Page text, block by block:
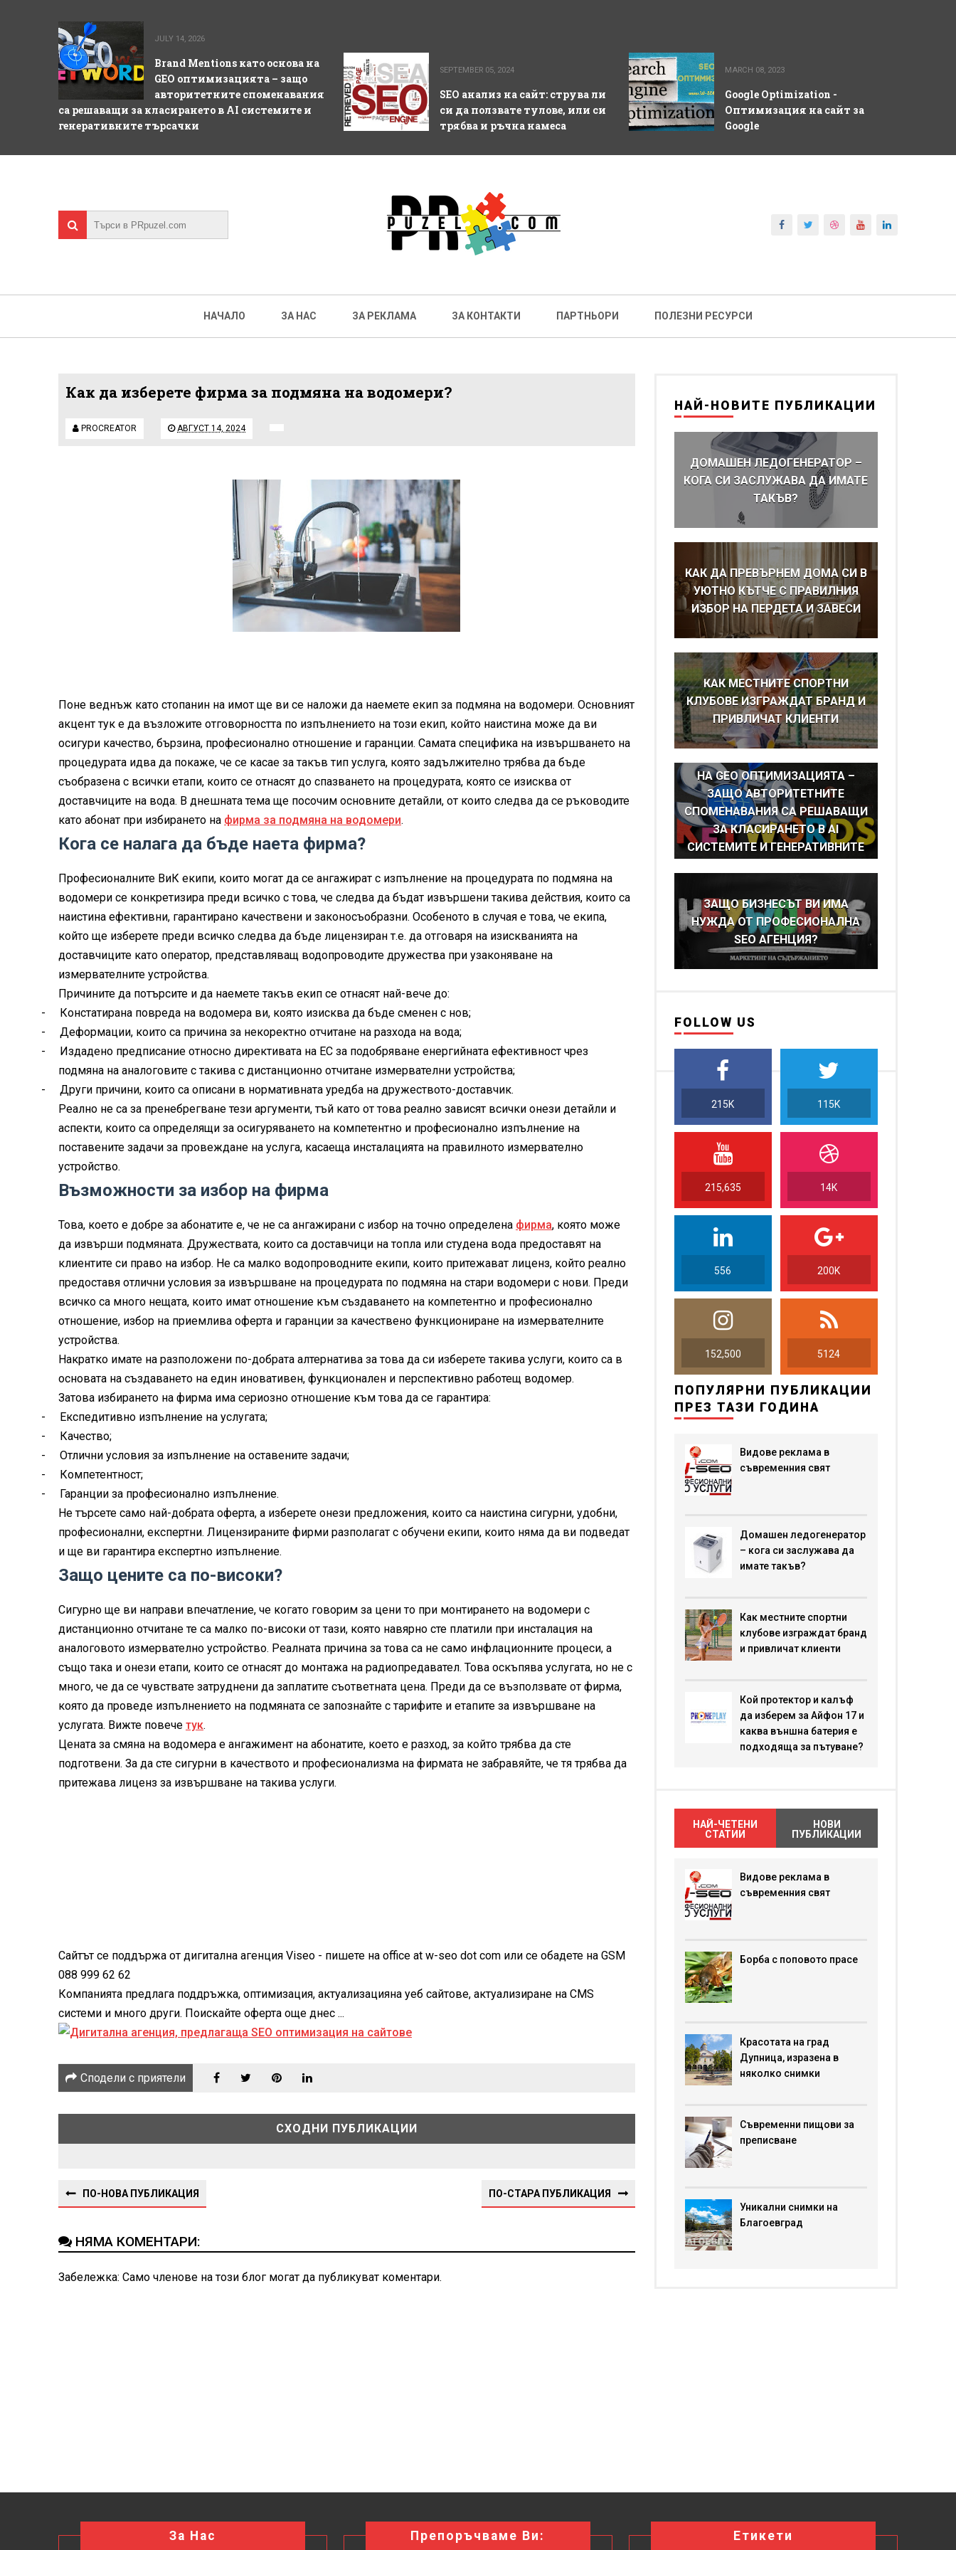
JULY 14, 2026
Brand Mentions като основа на
GEO оптимизацията – защо
авторитетните споменавания
са решаващи за класирането в AI системите и
генеративните търсачки
SEPTEMBER 05, 2024
SEO анализ на сайт: струва ли
си да ползвате тулове, или си
трябва и ръчна намеса
MARCH 08, 2023
Google Optimization -
Оптимизация на сайт за
Google
НАЧАЛО ЗА НАС ЗА РЕКЛАМА ЗА КОНТАКТИ ПАРТНЬОРИ ПОЛЕЗНИ РЕСУРСИ
Как да изберете фирма за подмяна на водомери?
PROCREATOR АВГУСТ 14, 2024
Поне веднъж като стопанин на имот ще ви се наложи да наемете екип за подмяна на водомери. Основният
акцент тук е да възложите отговорността по изпълнението на този екип, който наистина може да ви
осигури качество, бързина, професионално отношение и гаранции. Самата специфика на извършването на
процедурата идва да покаже, че се касае за такъв тип услуга, която задължително трябва да бъде
съобразена с всички етапи, които се отнасят до спазването на процедурата, която се изисква от
доставчиците на вода. В днешната тема ще посочим основните детайли, от които следва да се ръководите
като абонат при избирането на фирма за подмяна на водомери.
Кога се налага да бъде наета фирма?
Професионалните ВиК екипи, които могат да се ангажират с изпълнение на процедурата по подмяна на
водомери се конкретизира преди всичко с това, че следва да бъдат извършени такива действия, които са
наистина ефективни, гарантирано качествени и законосъобразни. Особеното в случая е това, че екипа,
който ще изберете преди всичко следва да бъде лицензиран т.е. да отговаря на изискванията на
доставчиците като оператор, представляващ водопроводите дружества при узаконяване на
измервателните устройства.
Причините да потърсите и да наемете такъв екип се отнасят най-вече до:
-
Констатирана повреда на водомера ви, която изисква да бъде сменен с нов;
-
Деформации, които са причина за некоректно отчитане на разхода на вода;
-
Издадено предписание относно директивата на ЕС за подобряване енергийната ефективност чрез
подмяна на аналоговите с такива с дистанционно отчитане измервателни устройства;
-
Други причини, които са описани в нормативната уредба на дружеството-доставчик.
Реално не са за пренебрегване тези аргументи, тъй като от това реално зависят всички онези детайли и
аспекти, които са определящи за осигуряването на компетентно и професионално изпълнение на
поставените задачи за провеждане на услуга, касаеща инсталацията на правилното измервателно
устройство.
Възможности за избор на фирма
Това, което е добре за абонатите е, че не са ангажирани с избор на точно определена фирма, която може
да извърши подмяната. Дружествата, които са доставчици на топла или студена вода предоставят на
клиентите си право на избор. Не са малко водопроводните екипи, които притежават лиценз, който реално
предоставя отлични условия за извършване на процедурата по подмяна на стари водомери с нови. Преди
всичко са много нещата, които имат отношение към създаването на компетентно и професионално
отношение, избор на приемлива оферта и гаранции за качествено функциониране на измервателните
устройства.
Накратко имате на разположени по-добрата алтернатива за това да си изберете такива услуги, които са в
основата на създаването на един иновативен, функционален и перспективно работещ водомер.
Затова избирането на фирма има сериозно отношение към това да се гарантира:
-
Експедитивно изпълнение на услугата;
-
Качество;
-
Отлични условия за изпълнение на оставените задачи;
-
Компетентност;
-
Гаранции за професионално изпълнение.
Не търсете само най-добрата оферта, а изберете онези предложения, които са наистина сигурни, удобни,
професионални, експертни. Лицензираните фирми разполагат с обучени екипи, които няма да ви подведат
и ще ви гарантира експертно изпълнение.
Защо цените са по-високи?
Сигурно ще ви направи впечатление, че когато говорим за цени то при монтирането на водомери с
дистанционно отчитане те са малко по-високи от тази, която навярно сте платили при инсталация на
аналоговото измервателно устройство. Реалната причина за това са не само инфлационните процеси, а
също така и онези етапи, които се отнасят до монтажа на радиопредавател. Това оскъпява услугата, но не с
много, че да се чувствате затруднени да заплатите съответната цена. Преди да се възползвате от фирма,
която да проведе изпълнението на подмяната се запознайте с тарифите и етапите за извършване на
услугата. Вижте повече тук.
Цената за смяна на водомера е ангажимент на абонатите, което е разход, за който трябва да сте
подготвени. За да сте сигурни в качеството и професионализма на фирмата не забравяйте, че тя трябва да
притежава лиценз за извършване на такива услуги.
Сайтът се поддържа от дигитална агенция Viseo - пишете на office at w-seo dot com или се обадете на GSM
088 999 62 62
Компанията предлага поддръжка, оптимизация, актуализацияна уеб сайтове, актуализиране на CMS
системи и много други. Поискайте оферта още днес ...
Сподели с приятели
СХОДНИ ПУБЛИКАЦИИ
ПО-НОВА ПУБЛИКАЦИЯ ПО-СТАРА ПУБЛИКАЦИЯ
НЯМА КОМЕНТАРИ:
Забележка: Само членове на този блог могат да публикуват коментари.
НАЙ-НОВИТЕ ПУБЛИКАЦИИ
ДОМАШЕН ЛЕДОГЕНЕРАТОР –
КОГА СИ ЗАСЛУЖАВА ДА ИМАТЕ
ТАКЪВ?
КАК ДА ПРЕВЪРНЕМ ДОМА СИ В
УЮТНО КЪТЧЕ С ПРАВИЛНИЯ
ИЗБОР НА ПЕРДЕТА И ЗАВЕСИ
КАК МЕСТНИТЕ СПОРТНИ
КЛУБОВЕ ИЗГРАЖДАТ БРАНД И
ПРИВЛИЧАТ КЛИЕНТИ
НА GEO ОПТИМИЗАЦИЯТА –
ЗАЩО АВТОРИТЕТНИТЕ
СПОМЕНАВАНИЯ СА РЕШАВАЩИ
ЗА КЛАСИРАНЕТО В AI
СИСТЕМИТЕ И ГЕНЕРАТИВНИТЕ
ЗАЩО БИЗНЕСЪТ ВИ ИМА
НУЖДА ОТ ПРОФЕСИОНАЛНА
SEO АГЕНЦИЯ?
FOLLOW US
215K 115K
215,635 14K
556 200K
152,500 5124
ПОПУЛЯРНИ ПУБЛИКАЦИИ
ПРЕЗ ТАЗИ ГОДИНА
Видове реклама в
съвременния свят
Домашен ледогенератор
– кога си заслужава да
имате такъв?
Как местните спортни
клубове изграждат бранд
и привличат клиенти
Кой протектор и калъф
да изберем за Айфон 17 и
каква външна батерия е
подходяща за пътуване?
НАЙ-ЧЕТЕНИ
СТАТИИ
НОВИ
ПУБЛИКАЦИИ
Видове реклама в
съвременния свят
Борба с поповото прасе
Красотата на град
Дупница, изразена в
няколко снимки
Съвременни пищови за
преписване
Уникални снимки на
Благоевград
За Нас Препоръчваме Ви: Етикети